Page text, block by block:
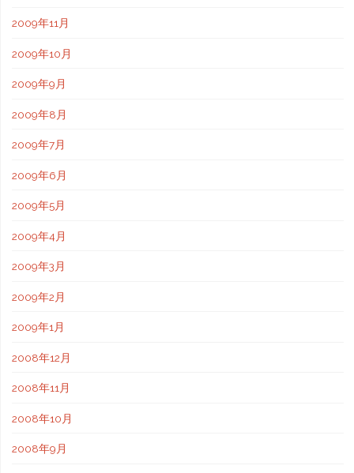
2009年11月
2009年10月
2009年9月
2009年8月
2009年7月
2009年6月
2009年5月
2009年4月
2009年3月
2009年2月
2009年1月
2008年12月
2008年11月
2008年10月
2008年9月